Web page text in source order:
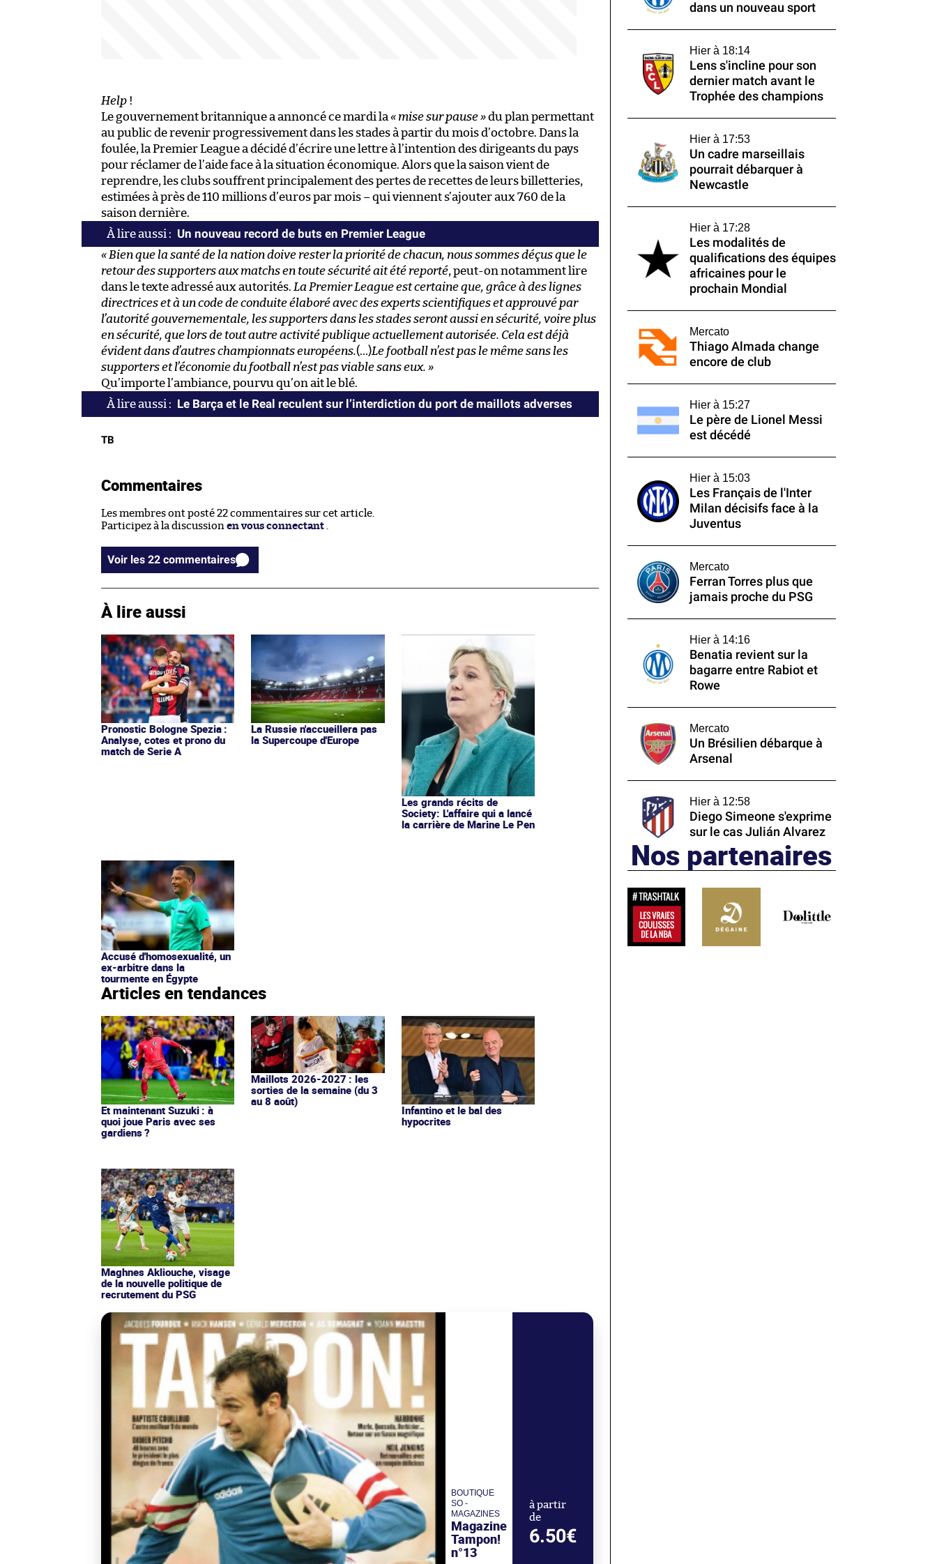
Help !
Le gouvernement britannique a annoncé ce mardi la « mise sur pause »du plan permettant
au public de revenir progressivement dans les stades à partir du mois d’octobre. Dans la
foulée, la Premier League a décidé d’écrire une lettre à l’intention des dirigeants du pays
pour réclamer de l’aide face à la situation économique. Alors que la saison vient de
reprendre, les clubs souffrent principalement des pertes de recettes de leurs billetteries,
estimées à près de 110 millions d’euros par mois – qui viennent s’ajouter aux 760 de la
saison dernière.
Un nouveau record de buts en Premier League
« Bien que la santé de la nation doive rester la priorité de chacun, nous sommes déçus que le
retour des supporters aux matchs en toute sécurité ait été reporté, peut-on notamment lire
dans le texte adressé aux autorités. La Premier League est certaine que, grâce à des lignes
directrices et à un code de conduite élaboré avec des experts scientifiques et approuvé par
l’autorité gouvernementale, les supporters dans les stades seront aussi en sécurité, voire plus
en sécurité, que lors de tout autre activité publique actuellement autorisée. Cela est déjà
évident dans d’autres championnats européens.(…)Le football n’est pas le même sans les
supporters et l’économie du football n’est pas viable sans eux. »
Qu’importe l’ambiance, pourvu qu’on ait le blé.
Le Barça et le Real reculent sur l’interdiction du port de maillots adverses
TB
Commentaires
Les membres ont posté 22 commentaires sur cet article.
Participez à la discussion en vous connectant .
Voir les 22 commentaires
À lire aussi
Pronostic Bologne Spezia :
Analyse, cotes et prono du
match de Serie A
La Russie n'accueillera pas
la Supercoupe d'Europe
Les grands récits de
Society: L'affaire qui a lancé
la carrière de Marine Le Pen
Accusé d'homosexualité, un
ex-arbitre dans la
tourmente en Égypte
Articles en tendances
Et maintenant Suzuki : à
quoi joue Paris avec ses
gardiens ?
Maillots 2026-2027 : les
sorties de la semaine (du 3
au 8 août)
Infantino et le bal des
hypocrites
Maghnes Akliouche, visage
de la nouvelle politique de
recrutement du PSG
BOUTIQUE
SO -
MAGAZINES
Magazine
Tampon!
n°13
à partir
de
6.50€
dans un nouveau sport
Hier à 18:14
Lens s'incline pour son
dernier match avant le
Trophée des champions
Hier à 17:53
Un cadre marseillais
pourrait débarquer à
Newcastle
Hier à 17:28
Les modalités de
qualifications des équipes
africaines pour le
prochain Mondial
Mercato
Thiago Almada change
encore de club
Hier à 15:27
Le père de Lionel Messi
est décédé
Hier à 15:03
Les Français de l'Inter
Milan décisifs face à la
Juventus
Mercato
Ferran Torres plus que
jamais proche du PSG
Hier à 14:16
Benatia revient sur la
bagarre entre Rabiot et
Rowe
Mercato
Un Brésilien débarque à
Arsenal
Hier à 12:58
Diego Simeone s'exprime
sur le cas Julián Alvarez
Nos partenaires